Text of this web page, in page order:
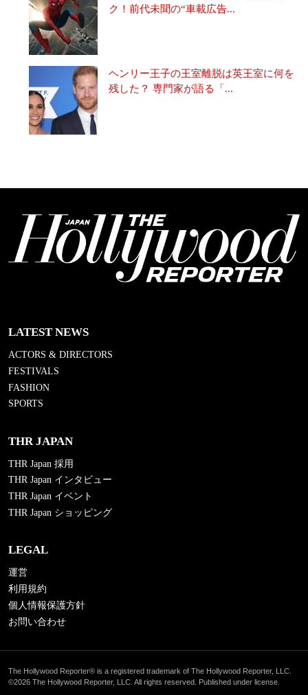
ク！前代未聞の“車載広告...
ヘンリー王子の王室離脱は英王室に何を
残した？ 専門家が語る「...
LATEST NEWS
ACTORS & DIRECTORS
FESTIVALS
FASHION
SPORTS
THR JAPAN
THR Japan 採用
THR Japan インタビュー
THR Japan イベント
THR Japan ショッピング
LEGAL
運営
利用規約
個人情報保護方針
お問い合わせ
The Hollywood Reporter® is a registered trademark of The Hollywood Reporter, LLC.
©2026 The Hollywood Reporter, LLC. All rights reserved. Published under license.